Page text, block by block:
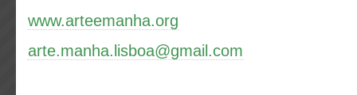
www.arteemanha.org
arte.manha.lisboa@gmail.com